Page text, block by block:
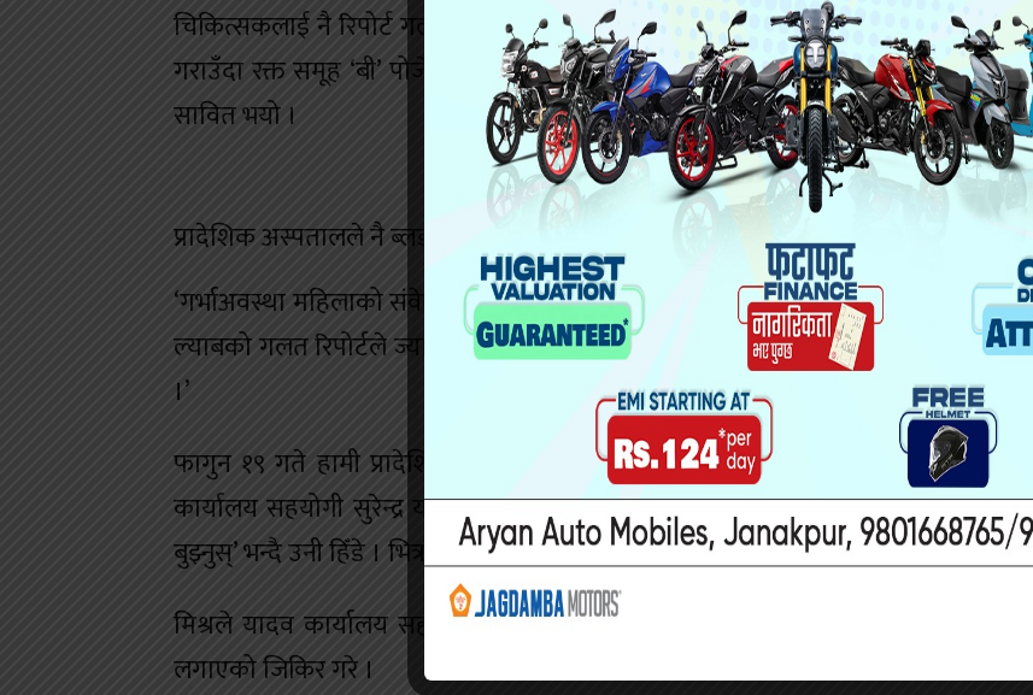
चिकित्सकलाई नै रिपोर्ट गलत लागेपछि बाहिरको ल्याबमा परीक्षण गर्न सुझाव दिए ।
गराउँदा रक्त समूह ‘बी’ पोजेटिभ देखियो । अर्थात् प्रादेशिक अस्पतालको पछिल्लो बसिराको
सावित भयो ।
प्रादेशिक अस्पतालले नै ब्लडग्रुपबारे दिएको फरक फरक रिपोर्ट ।
‘गर्भाअवस्था महिलाको संवेदनशील अवस्था हो । रगतको जुनसुकै बेला अभाव भएर
ल्याबको गलत रिपोर्टले ज्यानै जान सक्ने सम्भावना हुन्छ’, एक चिकित्सकले भने, ‘यो ल्याबको
।’
फागुन १९ गते हामी प्रादेशिक अस्पतालको प्रयोगशालामा पुग्दा बिरामीले दिएको नमुना
कार्यालय सहयोगी सुरेन्द्र यादव । उनीसंग हामीले नाम र पद सोध्दा हच्किए । ‘भित्र
बुझ्नुस्’ भन्दै उनी हिँडे । भित्र कुर्सीमा बसिरहेका थिए ल्याब टेक्निसियन निरीक्षक दुश्यन्त मिश्र ।
मिश्रले यादव कार्यालय सहयोगी भएको बताए । जनशक्ति अभावका कारण उनलाई
लगाएको जिकिर गरे ।